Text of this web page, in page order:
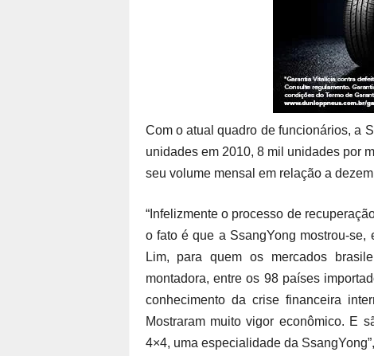
Com o atual quadro de funcionários, a
unidades em 2010, 8 mil unidades por
seu volume mensal em relação a
“Infelizmente o processo de
o fato é que a SsangYong mostrou-se,
Lim, para quem os mercados
montadora, entre os 98 países
conhecimento da crise financeira
Mostraram muito vigor econômico. E
4×4, uma especialidade da